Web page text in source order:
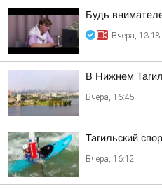
Будь
Вчера, 13:18
В Нижнем
Вчера, 16:45
Тагильский
Вчера, 16:12